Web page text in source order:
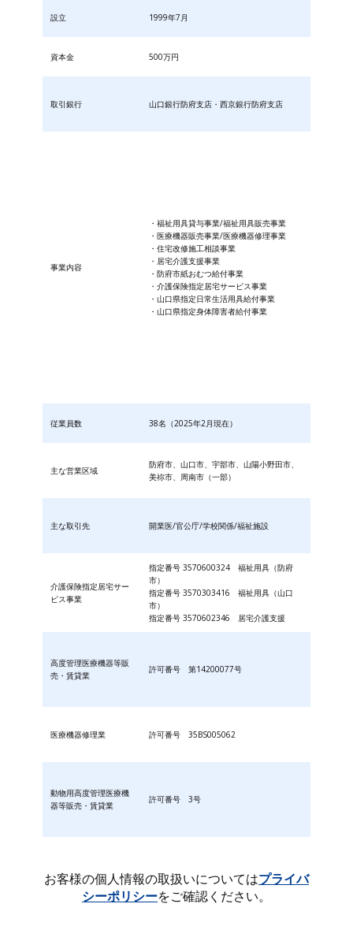
設立 1999年7月
資本金 500万円
取引銀行 山口銀行防府支店・西京銀行防府支店
事業内容
・福祉用具貸与事業/福祉用具販売事業
・医療機器販売事業/医療機器修理事業
・住宅改修施工相談事業
・居宅介護支援事業
・防府市紙おむつ給付事業
・​介護保険指定居宅サービス事業
・山口県指定日常生活用具給付事業
・山口県指定身体障害者給付事業
従業員数 38名（2025年2月現在）
主な営業区域
防府市、山口市、宇部市、山陽小野田市、
美祢市、周南市（一部）
主な取引先 開業医/官公庁/学校関係/福祉施設
介護保険指定居宅サー
ビス事業
指定番号 3570600324 福祉用具（防府
市）
指定番号 3570303416 福祉用具（山口
市）
指定番号 3570602346 居宅介護支援
高度管理医療機器等販
売・賃貸業
許可番号 第14200077号
医療機器修理業 許可番号 35BS005062
動物用高度管理医療機
器等販売・賃貸業
許可番号 3号
お客様の個人情報の取扱いについてはプライバ
シーポリシーをご確認ください。